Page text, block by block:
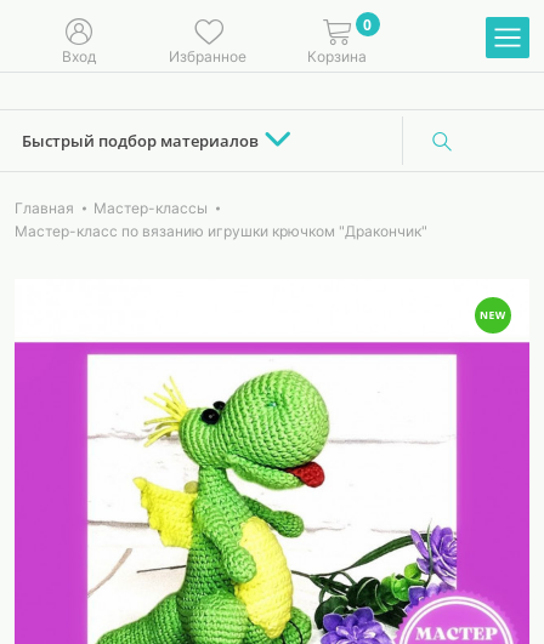
Вход Избранное
0
Корзина
Быстрый подбор материалов
Главная
Мастер-классы
Мастер-класс по вязанию игрушки крючком "Дракончик"